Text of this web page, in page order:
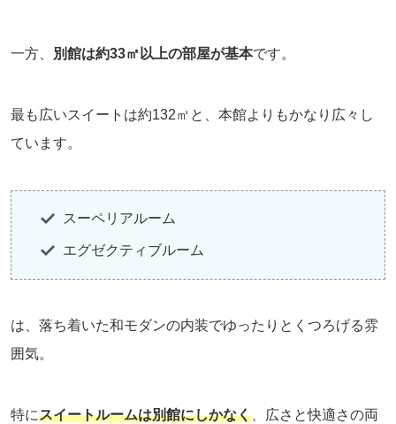
一方、 別館は約33㎡以上の部屋が基本です。
最も広いスイートは約132㎡と、本館よりもかなり広々し
ています。
スーペリアルーム
エグゼクティブルーム
は、落ち着いた和モダンの内装でゆったりとくつろげる雰
囲気。
特にスイートルームは別館にしかなく 、広さと快適さの両